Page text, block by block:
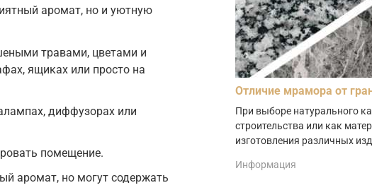
аромат, но и уютную
травами, цветами и
ящиках или просто на
диффузорах или
помещение.
аромат, но могут содержать
Отличие мрамора от
При выборе натурального
строительства или как
изготовления различных
Информация